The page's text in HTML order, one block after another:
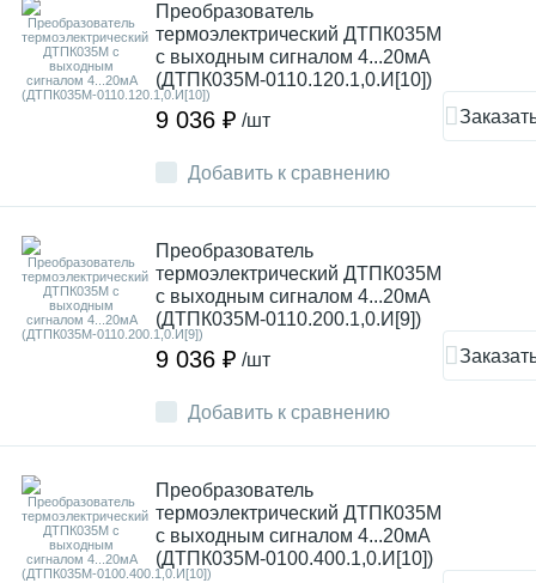
Добавить к сравнению
Преобразователь
термоэлектрический ДТПК035М
с выходным сигналом 4...20мА
(ДТПК035М-0110.120.1,0.И[10])
9 036 ₽ /шт
Добавить к сравнению
Преобразователь
термоэлектрический ДТПК035М
с выходным сигналом 4...20мА
(ДТПК035М-0110.200.1,0.И[9])
9 036 ₽ /шт
Преобразователь
термоэлектрический ДТПК035М
с выходным сигналом 4...20мА
(ДТПК035М-0100.400.1,0.И[10])